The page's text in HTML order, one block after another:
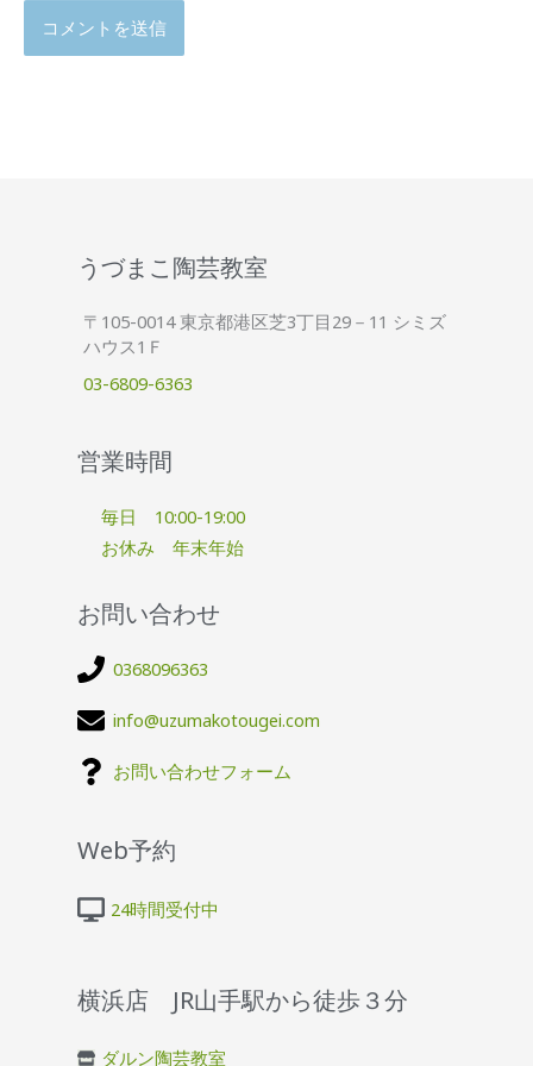
うづまこ陶芸教室
〒105-0014 東京都港区芝3丁目29－11 シミズ
ハウス1Ｆ
03-6809-6363
営業時間
毎日 10:00-19:00
お休み 年末年始
お問い合わせ
0368096363
info@uzumakotougei.com
お問い合わせフォーム
Web予約
24時間受付中
横浜店 JR山手駅から徒歩３分
ダルン陶芸教室